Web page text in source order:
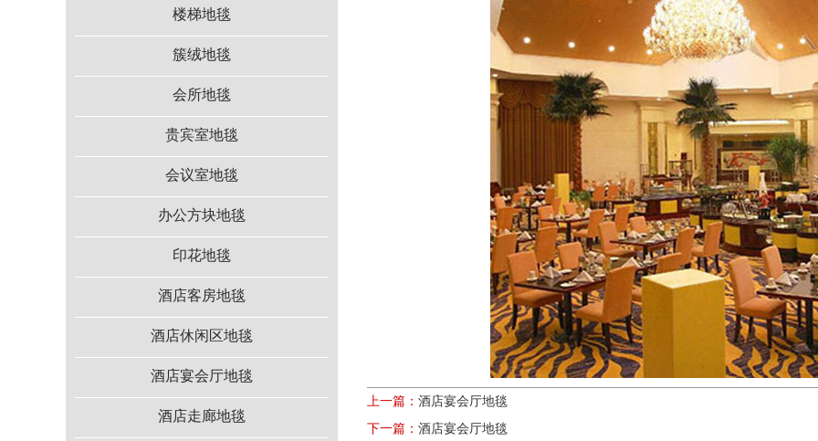
楼梯地毯
簇绒地毯
会所地毯
贵宾室地毯
会议室地毯
办公方块地毯
印花地毯
酒店客房地毯
酒店休闲区地毯
酒店宴会厅地毯
酒店走廊地毯
上一篇： 酒店宴会厅地毯
下一篇： 酒店宴会厅地毯